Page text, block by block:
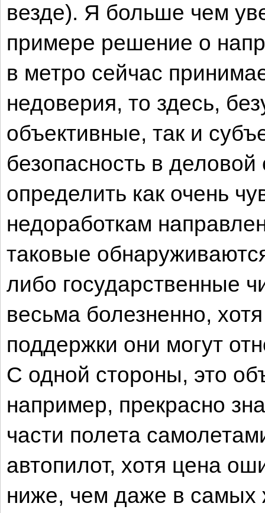
везде). Я больше чем
примере решение о
в метро сейчас
недоверия, то здесь,
объективные, так и
безопасность в
определить как очень
недоработкам
таковые
либо государственные
весьма болезненно,
поддержки они могут
С одной стороны, это
например, прекрасно
части полета
автопилот, хотя цена
ниже, чем даже в самых